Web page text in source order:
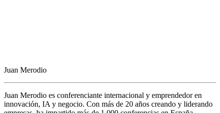
Juan Merodio
Juan Merodio es conferenciante internacional y emprendedor en
innovación, IA y negocio. Con más de 20 años creando y liderando